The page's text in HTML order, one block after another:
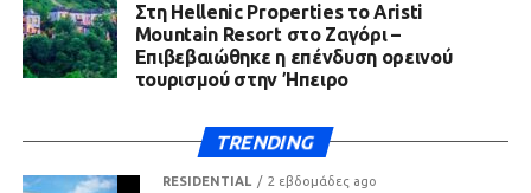
Στη Hellenic Properties το Aristi
Mountain Resort στο Ζαγόρι –
Επιβεβαιώθηκε η επένδυση ορεινού
τουρισμού στην Ήπειρο
TRENDING
RESIDENTIAL 2 εβδομάδες ago